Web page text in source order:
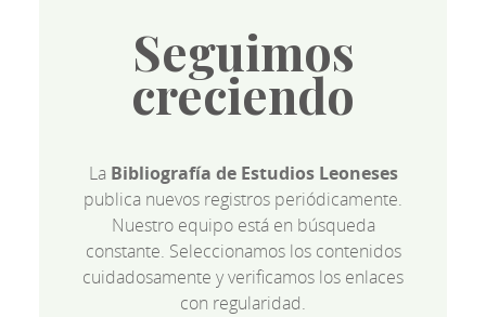
Seguimos
creciendo
La Bibliografía de Estudios Leoneses
publica nuevos registros periódicamente.
Nuestro equipo está en búsqueda
constante. Seleccionamos los contenidos
cuidadosamente y verificamos los enlaces
con regularidad.